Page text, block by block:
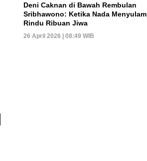
Deni Caknan di Bawah Rembulan
Sribhawono: Ketika Nada Menyulam
Rindu Ribuan Jiwa
26 April 2026 | 08:49 WIB